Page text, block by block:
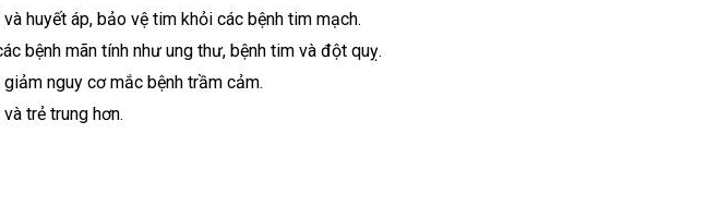
huyết áp, bảo vệ tim khỏi các bệnh tim mạch.
bệnh mãn tính như ung thư, bệnh tim và đột quỵ.
nguy cơ mắc bệnh trầm cảm.
trẻ trung hơn.